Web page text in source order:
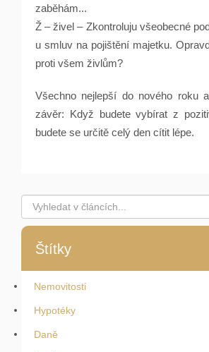
zaběhám...
Ž – živel – Zkontroluju všeobecné
u smluv na pojištění majetku.
proti všem živlům?
Všechno nejlepší do nového roku
závěr: Když budete vybírat z
budete se určitě celý den cítit lépe.
Štítky
Nemovitosti
Hypotéky
Daně